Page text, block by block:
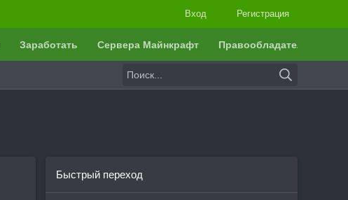
Вход Регистрация
Заработать Сервера Майнкрафт Правообладателям
Быстрый переход